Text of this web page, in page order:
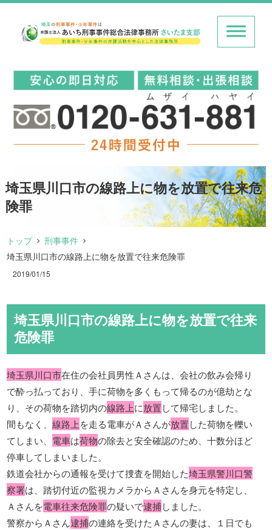
埼玉県川口市の線路上に物を放置で往来危
険罪
トップ
刑事事件
埼玉県川口市の線路上に物を放置で往来危険罪
2019/01/15
埼玉県川口市の線路上に物を放置で往来
危険罪
埼玉県川口市在住の会社員男性Ａさんは、会社の飲み会帰り
で酔っ払っており、手に荷物を多くもって帰るのが億劫とな
り、その荷物を踏切内の線路上に放置して帰宅しました。
間もなく、線路上を走る電車がＡさんが放置した荷物を轢い
てしまい、 電車は荷物の除去と安全確認のため、十数分ほど
停車してしまいました。
鉄道会社からの通報を受けて捜査を開始した埼玉県警川口警
察署は、踏切付近の監視カメラからＡさんを身元を特定し、
Ａさんを電車往来危険罪の疑いで逮捕しました。
警察からＡさん逮捕の連絡を受けたＡさんの妻は、１日でも